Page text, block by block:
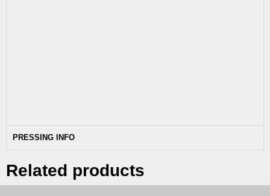
PRESSING INFO
Related products